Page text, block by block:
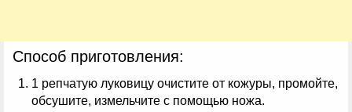
Способ приготовления:
1 репчатую луковицу очистите от кожуры, промойте,
обсушите, измельчите с помощью ножа.